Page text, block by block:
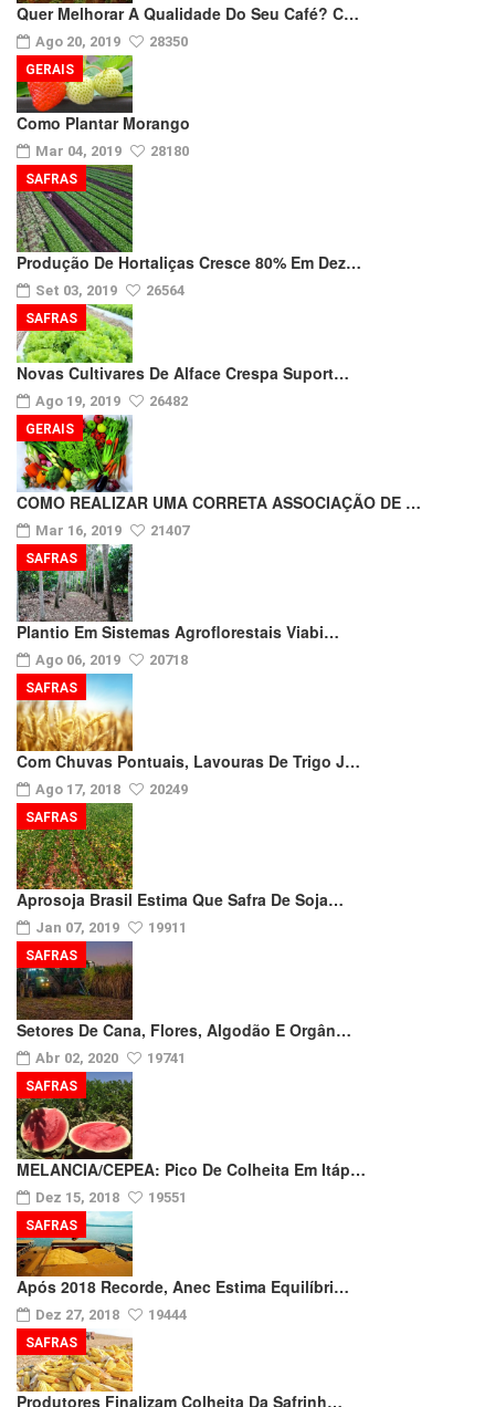
Quer Melhorar A Qualidade Do Seu Café? C…
Ago 20, 2019 28350
Como Plantar Morango
Mar 04, 2019 28180
GERAIS
Produção De Hortaliças Cresce 80% Em Dez…
Set 03, 2019 26564
SAFRAS
Novas Cultivares De Alface Crespa Suport…
Ago 19, 2019 26482
SAFRAS
COMO REALIZAR UMA CORRETA ASSOCIAÇÃO DE …
Mar 16, 2019 21407
GERAIS
Plantio Em Sistemas Agroflorestais Viabi…
Ago 06, 2019 20718
SAFRAS
Com Chuvas Pontuais, Lavouras De Trigo J…
Ago 17, 2018 20249
SAFRAS
Aprosoja Brasil Estima Que Safra De Soja…
Jan 07, 2019 19911
SAFRAS
Setores De Cana, Flores, Algodão E Orgân…
Abr 02, 2020 19741
SAFRAS
MELANCIA/CEPEA: Pico De Colheita Em Itáp…
Dez 15, 2018 19551
SAFRAS
Após 2018 Recorde, Anec Estima Equilíbri…
Dez 27, 2018 19444
SAFRAS
Produtores Finalizam Colheita Da Safrinh…
SAFRAS